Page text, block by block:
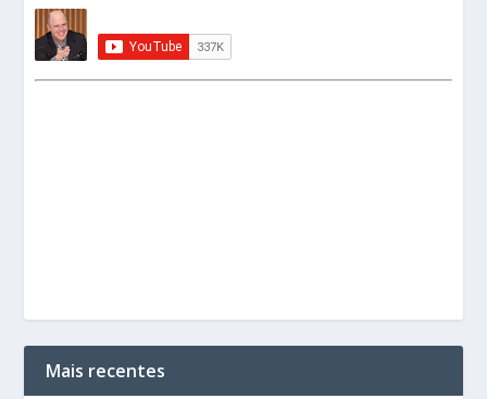
Mais recentes